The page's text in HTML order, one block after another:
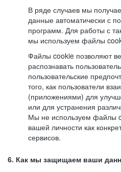
В ряде случаев мы
данные автоматически с
программ. Для работы с
мы используем файлы
Файлы cookie позволяют
распознавать
пользовательские
того, как пользователи
(приложениями) для
или для устранения
Мы не используем файлы
вашей личности как
сервисов.
6. Как мы защищаем ваши